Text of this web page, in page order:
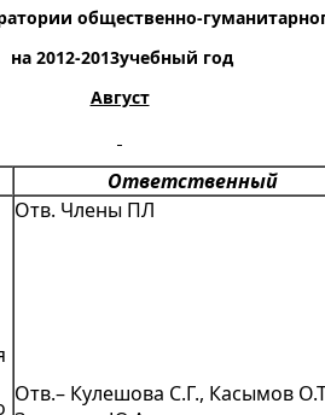
общественно-
на 2012-2013учебный год
Август
Ответственный
Отв. Члены ПЛ
Отв.– Кулешова С.Г., Касымов